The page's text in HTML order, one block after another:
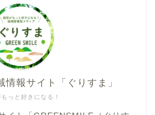
っと好きになる！
情報サイト「ぐりすま」